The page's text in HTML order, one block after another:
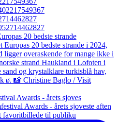
20 bedste strande
Awards - årets sjoves
favoritbillede til publiku